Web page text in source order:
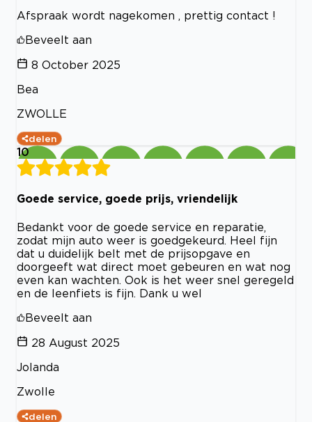
Afspraak wordt nagekomen , prettig contact !
Beveelt aan
8 October 2025
Bea
ZWOLLE
delen
10
Goede service, goede prijs, vriendelijk
Bedankt voor de goede service en reparatie,
zodat mijn auto weer is goedgekeurd. Heel fijn
dat u duidelijk belt met de prijsopgave en
doorgeeft wat direct moet gebeuren en wat nog
even kan wachten. Ook is het weer snel geregeld
en de leenfiets is fijn. Dank u wel
Beveelt aan
28 August 2025
Jolanda
Zwolle
delen